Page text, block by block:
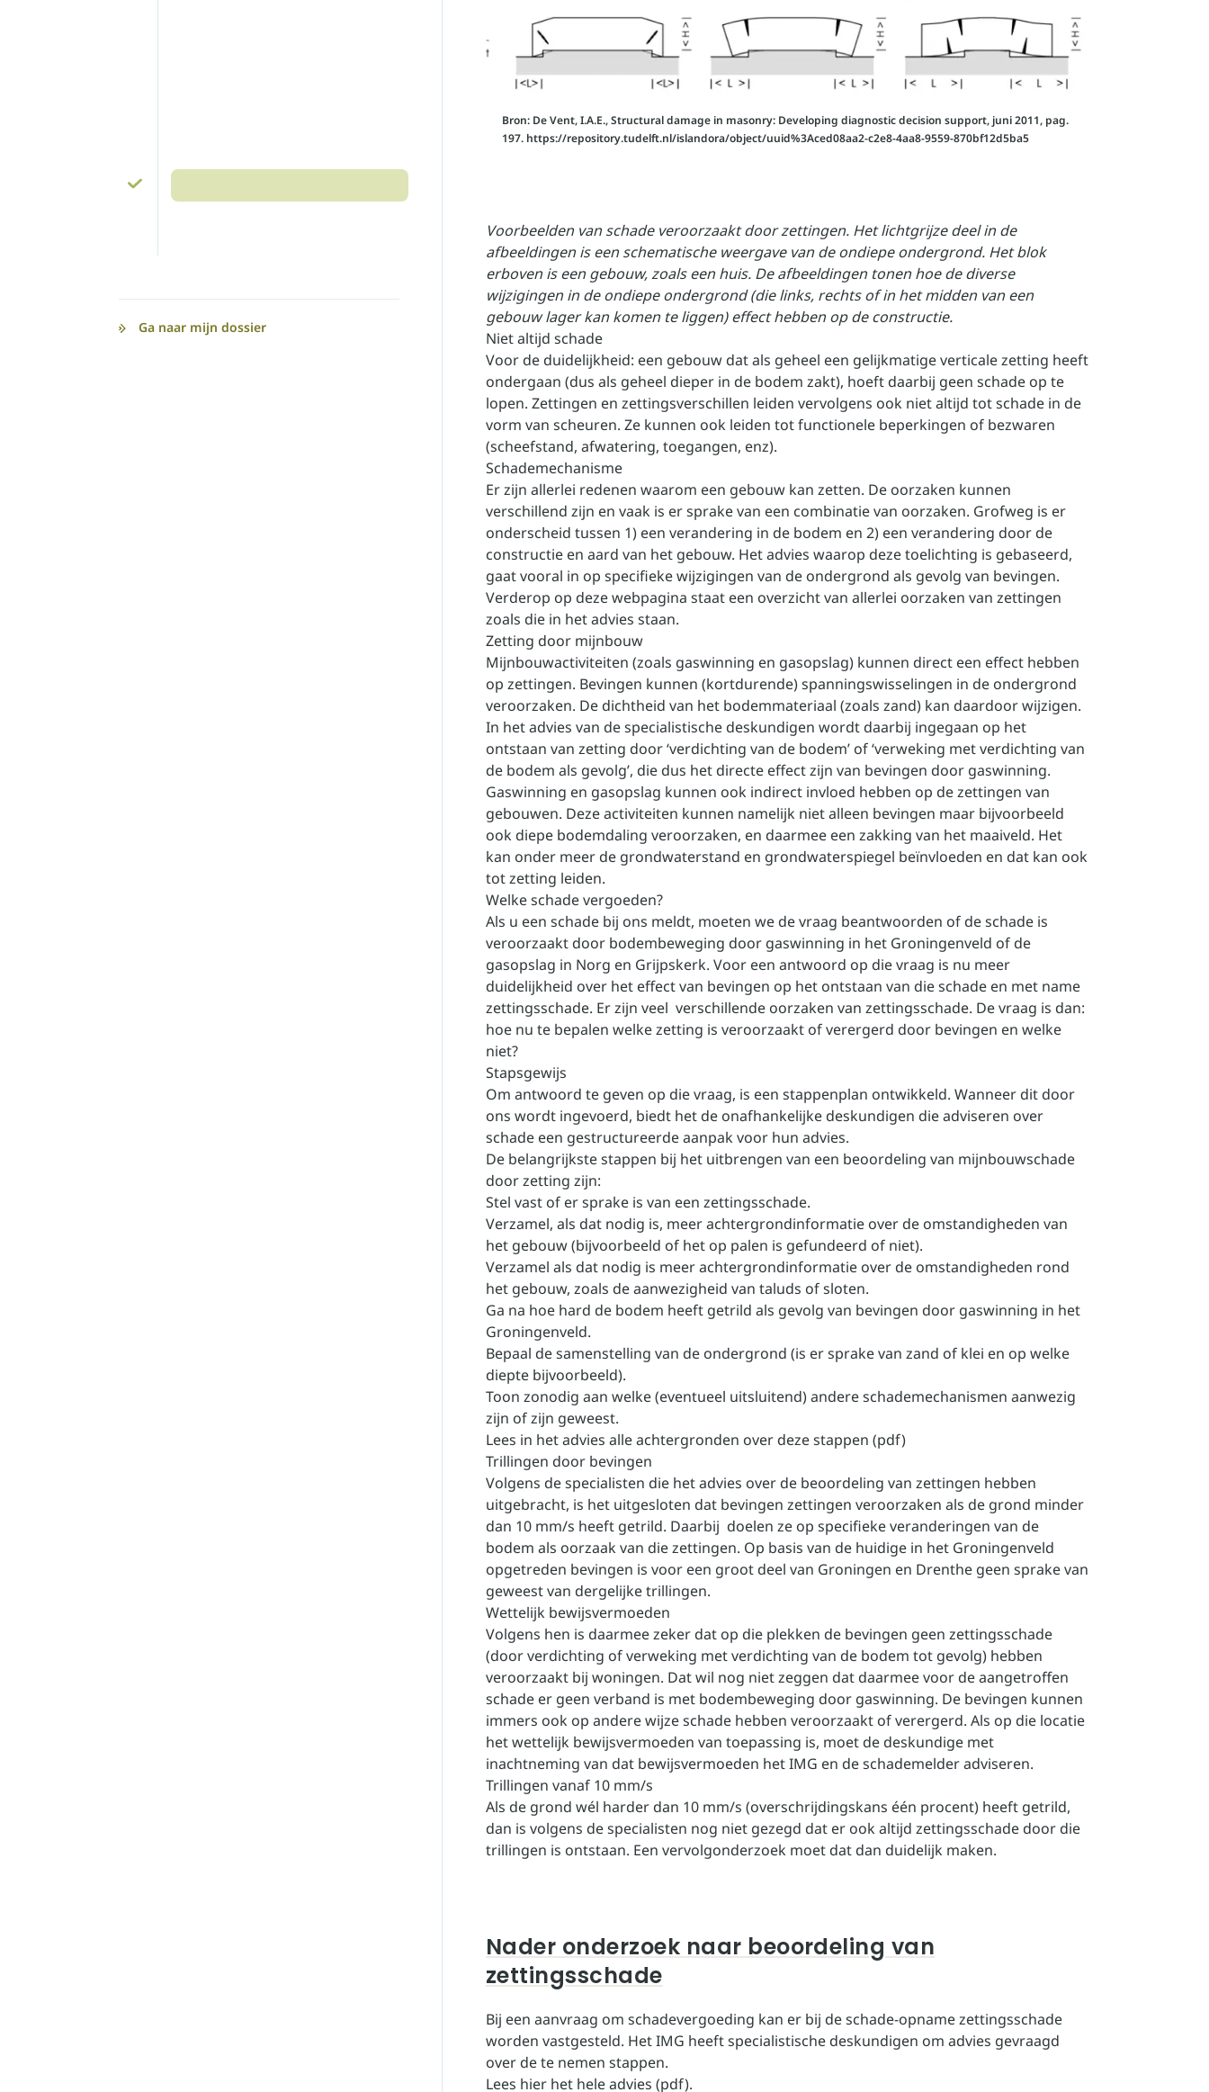
Ga naar mijn dossier
Bron: De Vent, I.A.E., Structural damage in masonry: Developing diagnostic decision support, juni 2011, pag.
197. https://repository.tudelft.nl/islandora/object/uuid%3Aced08aa2-c2e8-4aa8-9559-870bf12d5ba5
Voorbeelden van schade veroorzaakt door zettingen. Het lichtgrijze deel in de
afbeeldingen is een schematische weergave van de ondiepe ondergrond. Het blok
erboven is een gebouw, zoals een huis. De afbeeldingen tonen hoe de diverse
wijzigingen in de ondiepe ondergrond (die links, rechts of in het midden van een
gebouw lager kan komen te liggen) effect hebben op de constructie.
Niet altijd schade
Voor de duidelijkheid: een gebouw dat als geheel een gelijkmatige verticale zetting heeft
ondergaan (dus als geheel dieper in de bodem zakt), hoeft daarbij geen schade op te
lopen. Zettingen en zettingsverschillen leiden vervolgens ook niet altijd tot schade in de
vorm van scheuren. Ze kunnen ook leiden tot functionele beperkingen of bezwaren
(scheefstand, afwatering, toegangen, enz).
Schademechanisme
Er zijn allerlei redenen waarom een gebouw kan zetten. De oorzaken kunnen
verschillend zijn en vaak is er sprake van een combinatie van oorzaken. Grofweg is er
onderscheid tussen 1) een verandering in de bodem en 2) een verandering door de
constructie en aard van het gebouw. Het advies waarop deze toelichting is gebaseerd,
gaat vooral in op specifieke wijzigingen van de ondergrond als gevolg van bevingen.
Verderop op deze webpagina staat een overzicht van allerlei oorzaken van zettingen
zoals die in het advies staan.
Zetting door mijnbouw
Mijnbouwactiviteiten (zoals gaswinning en gasopslag) kunnen direct een effect hebben
op zettingen. Bevingen kunnen (kortdurende) spanningswisselingen in de ondergrond
veroorzaken. De dichtheid van het bodemmateriaal (zoals zand) kan daardoor wijzigen.
In het advies van de specialistische deskundigen wordt daarbij ingegaan op het
ontstaan van zetting door ‘verdichting van de bodem’ of ‘verweking met verdichting van
de bodem als gevolg’, die dus het directe effect zijn van bevingen door gaswinning.
Gaswinning en gasopslag kunnen ook indirect invloed hebben op de zettingen van
gebouwen. Deze activiteiten kunnen namelijk niet alleen bevingen maar bijvoorbeeld
ook diepe bodemdaling veroorzaken, en daarmee een zakking van het maaiveld. Het
kan onder meer de grondwaterstand en grondwaterspiegel beïnvloeden en dat kan ook
tot zetting leiden.
Welke schade vergoeden?
Als u een schade bij ons meldt, moeten we de vraag beantwoorden of de schade is
veroorzaakt door bodembeweging door gaswinning in het Groningenveld of de
gasopslag in Norg en Grijpskerk. Voor een antwoord op die vraag is nu meer
duidelijkheid over het effect van bevingen op het ontstaan van die schade en met name
zettingsschade. Er zijn veel verschillende oorzaken van zettingsschade. De vraag is dan:
hoe nu te bepalen welke zetting is veroorzaakt of verergerd door bevingen en welke
niet?
Stapsgewijs
Om antwoord te geven op die vraag, is een stappenplan ontwikkeld. Wanneer dit door
ons wordt ingevoerd, biedt het de onafhankelijke deskundigen die adviseren over
schade een gestructureerde aanpak voor hun advies.
De belangrijkste stappen bij het uitbrengen van een beoordeling van mijnbouwschade
door zetting zijn:
Stel vast of er sprake is van een zettingsschade.
Verzamel, als dat nodig is, meer achtergrondinformatie over de omstandigheden van
het gebouw (bijvoorbeeld of het op palen is gefundeerd of niet).
Verzamel als dat nodig is meer achtergrondinformatie over de omstandigheden rond
het gebouw, zoals de aanwezigheid van taluds of sloten.
Ga na hoe hard de bodem heeft getrild als gevolg van bevingen door gaswinning in het
Groningenveld.
Bepaal de samenstelling van de ondergrond (is er sprake van zand of klei en op welke
diepte bijvoorbeeld).
Toon zonodig aan welke (eventueel uitsluitend) andere schademechanismen aanwezig
zijn of zijn geweest.
Lees in het advies alle achtergronden over deze stappen (pdf)
Trillingen door bevingen
Volgens de specialisten die het advies over de beoordeling van zettingen hebben
uitgebracht, is het uitgesloten dat bevingen zettingen veroorzaken als de grond minder
dan 10 mm/s heeft getrild. Daarbij doelen ze op specifieke veranderingen van de
bodem als oorzaak van die zettingen. Op basis van de huidige in het Groningenveld
opgetreden bevingen is voor een groot deel van Groningen en Drenthe geen sprake van
geweest van dergelijke trillingen.
Wettelijk bewijsvermoeden
Volgens hen is daarmee zeker dat op die plekken de bevingen geen zettingsschade
(door verdichting of verweking met verdichting van de bodem tot gevolg) hebben
veroorzaakt bij woningen. Dat wil nog niet zeggen dat daarmee voor de aangetroffen
schade er geen verband is met bodembeweging door gaswinning. De bevingen kunnen
immers ook op andere wijze schade hebben veroorzaakt of verergerd. Als op die locatie
het wettelijk bewijsvermoeden van toepassing is, moet de deskundige met
inachtneming van dat bewijsvermoeden het IMG en de schademelder adviseren.
Trillingen vanaf 10 mm/s
Als de grond wél harder dan 10 mm/s (overschrijdingskans één procent) heeft getrild,
dan is volgens de specialisten nog niet gezegd dat er ook altijd zettingsschade door die
trillingen is ontstaan. Een vervolgonderzoek moet dat dan duidelijk maken.
Nader onderzoek naar beoordeling van
zettingsschade
Bij een aanvraag om schadevergoeding kan er bij de schade-opname zettingsschade
worden vastgesteld. Het IMG heeft specialistische deskundigen om advies gevraagd
over de te nemen stappen.
Lees hier het hele advies (pdf).